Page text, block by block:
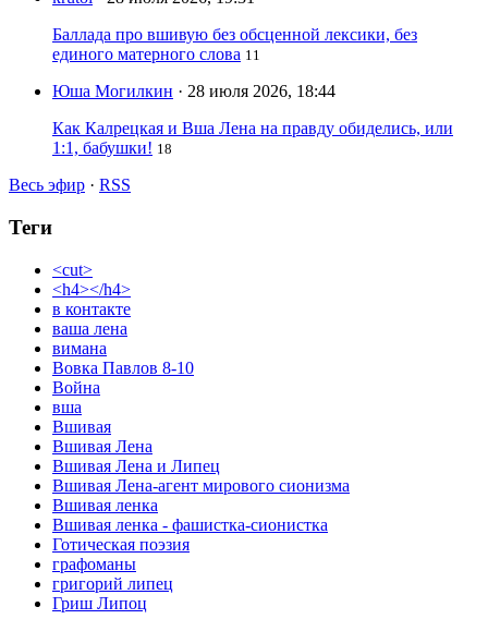
Баллада про вшивую без обсценной лексики, без
единого матерного слова 11
Юша Могилкин · 28 июля 2026, 18:44
Как Калрецкая и Вша Лена на правду обиделись, или
1:1, бабушки! 18
Весь эфир · RSS
Теги
<cut>
<h4></h4>
в контакте
ваша лена
вимана
Вовка Павлов 8-10
Война
вша
Вшивая
Вшивая Лена
Вшивая Лена и Липец
Вшивая Лена-агент мирового сионизма
Вшивая ленка
Вшивая ленка - фашистка-сионистка
Готическая поэзия
графоманы
григорий липец
Гриш Липоц